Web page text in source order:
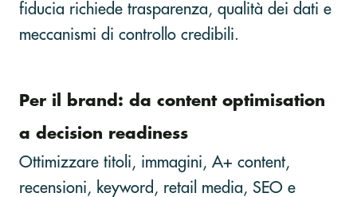
fiducia richiede trasparenza, qualità dei dati e
meccanismi di controllo credibili.
Per il brand: da content optimisation
a decision readiness
Ottimizzare titoli, immagini, A+ content,
recensioni, keyword, retail media, SEO e